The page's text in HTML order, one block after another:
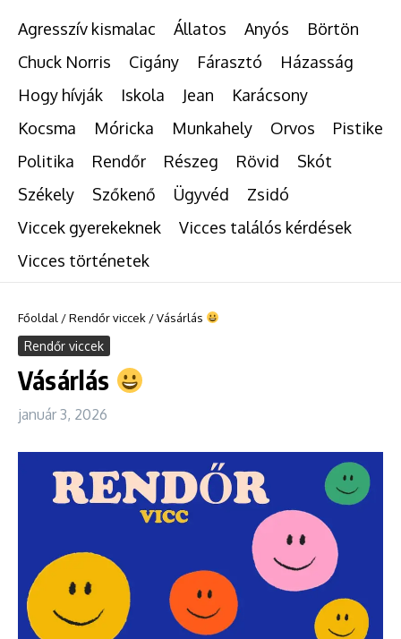
Agresszív kismalac Állatos Anyós
Börtön
Chuck Norris
Cigány Fárasztó
Házasság
Hogy hívják
Iskola Jean
Karácsony
Kocsma
Móricka Munkahely Orvos
Pistike
Politika
Rendőr Részeg Rövid
Skót
Székely
Szőkenő Ügyvéd
Zsidó
Viccek gyerekeknek
Vicces találós kérdések
Vicces történetek
Főoldal /Rendőr viccek /Vásárlás
Rendőr viccek
Vásárlás
január 3, 2026